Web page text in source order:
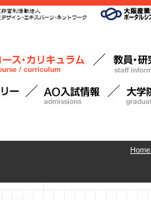
Home